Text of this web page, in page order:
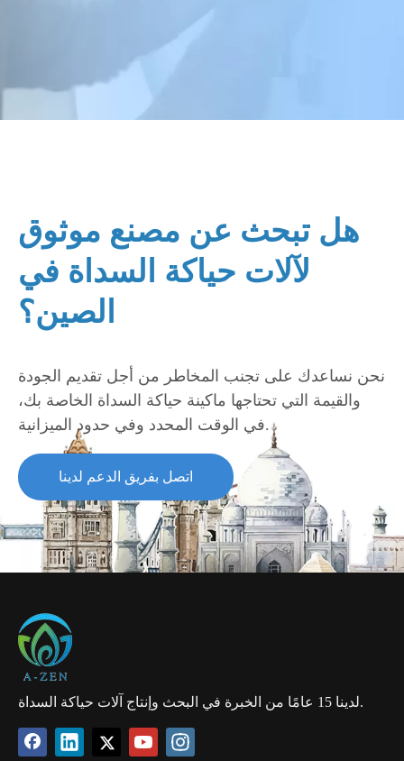
هل تبحث عن مصنع موثوق
لآلات حياكة السداة في
الصين؟
نحن نساعدك على تجنب المخاطر من أجل تقديم الجودة
والقيمة التي تحتاجها ماكينة حياكة السداة الخاصة بك،
في الوقت المحدد وفي حدود الميزانية.
اتصل بفريق الدعم لدينا
لدينا 15 عامًا من الخبرة في البحث وإنتاج آلات حياكة السداة.